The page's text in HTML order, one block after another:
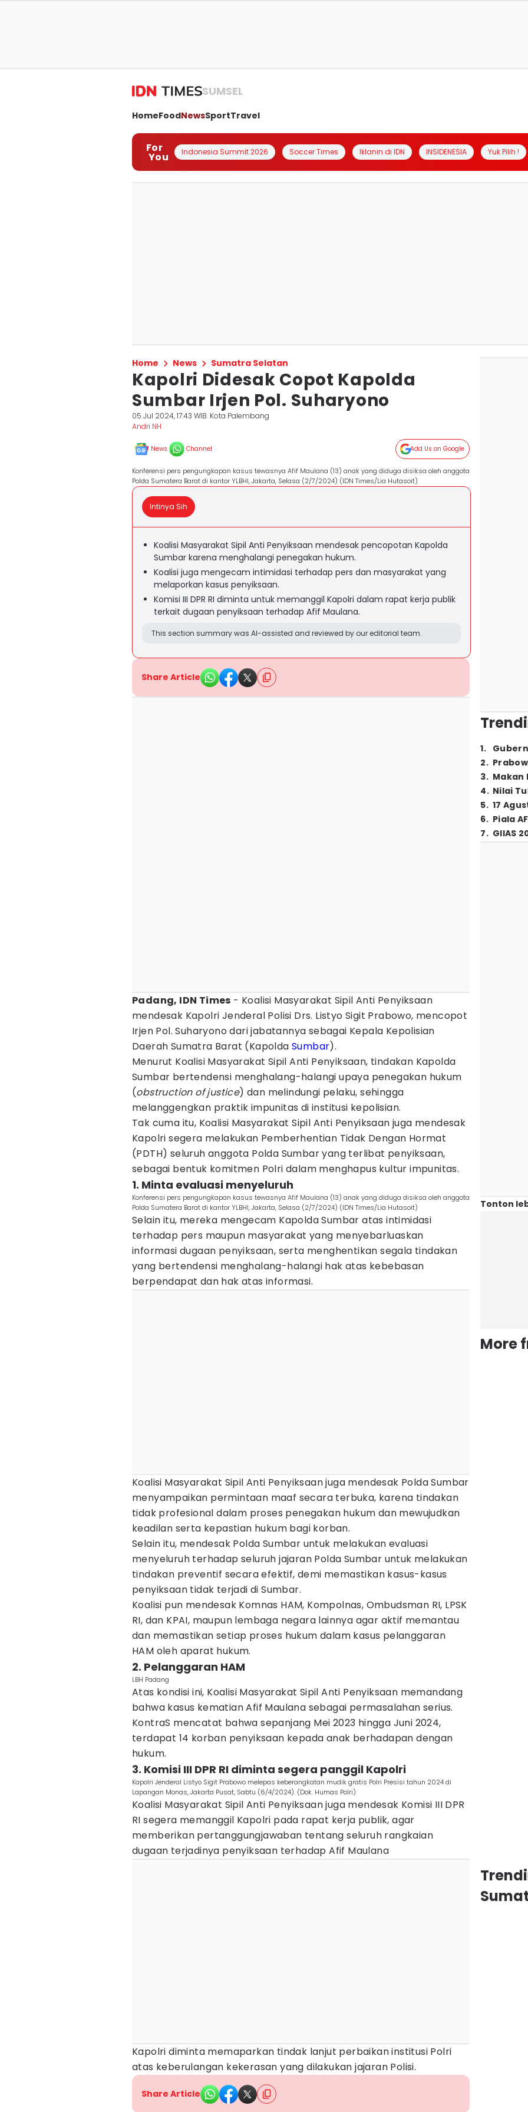
SUMSEL
HomeFoodNewsSportTravel
For
You Indonesia Summit 2026 Soccer Times Iklanin di IDN INSIDENESIA Yuk Pilih !
Home News Sumatra Selatan
Kapolri Didesak Copot Kapolda
Sumbar Irjen Pol. Suharyono
05 Jul 2024, 17:43 WIB Kota Palembang
Andri NH
News Channel Add Us on Google
Konferensi pers pengungkapan kasus tewasnya Afif Maulana (13) anak yang diduga disiksa oleh anggota
Polda Sumatera Barat di kantor YLBHI, Jakarta, Selasa (2/7/2024) (IDN Times/Lia Hutasoit)
Intinya Sih
Koalisi Masyarakat Sipil Anti Penyiksaan mendesak pencopotan Kapolda
Sumbar karena menghalangi penegakan hukum.
Koalisi juga mengecam intimidasi terhadap pers dan masyarakat yang
melaporkan kasus penyiksaan.
Komisi III DPR RI diminta untuk memanggil Kapolri dalam rapat kerja publik
terkait dugaan penyiksaan terhadap Afif Maulana.
This section summary was AI-assisted and reviewed by our editorial team.
Share Article
Padang, IDN Times - Koalisi Masyarakat Sipil Anti Penyiksaan
mendesak Kapolri Jenderal Polisi Drs. Listyo Sigit Prabowo, mencopot
Irjen Pol. Suharyono dari jabatannya sebagai Kepala Kepolisian
Daerah Sumatra Barat (Kapolda Sumbar).
Menurut Koalisi Masyarakat Sipil Anti Penyiksaan, tindakan Kapolda
Sumbar bertendensi menghalang-halangi upaya penegakan hukum
(obstruction of justice) dan melindungi pelaku, sehingga
melanggengkan praktik impunitas di institusi kepolisian.
Tak cuma itu, Koalisi Masyarakat Sipil Anti Penyiksaan juga mendesak
Kapolri segera melakukan Pemberhentian Tidak Dengan Hormat
(PDTH) seluruh anggota Polda Sumbar yang terlibat penyiksaan,
sebagai bentuk komitmen Polri dalam menghapus kultur impunitas.
1. Minta evaluasi menyeluruh
Konferensi pers pengungkapan kasus tewasnya Afif Maulana (13) anak yang diduga disiksa oleh anggota
Polda Sumatera Barat di kantor YLBHI, Jakarta, Selasa (2/7/2024) (IDN Times/Lia Hutasoit)
Selain itu, mereka mengecam Kapolda Sumbar atas intimidasi
terhadap pers maupun masyarakat yang menyebarluaskan
informasi dugaan penyiksaan, serta menghentikan segala tindakan
yang bertendensi menghalang-halangi hak atas kebebasan
berpendapat dan hak atas informasi.
Koalisi Masyarakat Sipil Anti Penyiksaan juga mendesak Polda Sumbar
menyampaikan permintaan maaf secara terbuka, karena tindakan
tidak profesional dalam proses penegakan hukum dan mewujudkan
keadilan serta kepastian hukum bagi korban.
Selain itu, mendesak Polda Sumbar untuk melakukan evaluasi
menyeluruh terhadap seluruh jajaran Polda Sumbar untuk melakukan
tindakan preventif secara efektif, demi memastikan kasus-kasus
penyiksaan tidak terjadi di Sumbar.
Koalisi pun mendesak Komnas HAM, Kompolnas, Ombudsman RI, LPSK
RI, dan KPAI, maupun lembaga negara lainnya agar aktif memantau
dan memastikan setiap proses hukum dalam kasus pelanggaran
HAM oleh aparat hukum.
2. Pelanggaran HAM
LBH Padang
Atas kondisi ini, Koalisi Masyarakat Sipil Anti Penyiksaan memandang
bahwa kasus kematian Afif Maulana sebagai permasalahan serius.
KontraS mencatat bahwa sepanjang Mei 2023 hingga Juni 2024,
terdapat 14 korban penyiksaan kepada anak berhadapan dengan
hukum.
3. Komisi III DPR RI diminta segera panggil Kapolri
Kapolri Jenderal Listyo Sigit Prabowo melepas keberangkatan mudik gratis Polri Presisi tahun 2024 di
Lapangan Monas, Jakarta Pusat, Sabtu (6/4/2024). (Dok. Humas Polri)
Koalisi Masyarakat Sipil Anti Penyiksaan juga mendesak Komisi III DPR
RI segera memanggil Kapolri pada rapat kerja publik, agar
memberikan pertanggungjawaban tentang seluruh rangkaian
dugaan terjadinya penyiksaan terhadap Afif Maulana
Kapolri diminta memaparkan tindak lanjut perbaikan institusi Polri
atas keberulangan kekerasan yang dilakukan jajaran Polisi.
Share Article
1.
2.
3. Makan
4. Nilai
5. 17
6. Piala
7. GIIAS
Tonton
More